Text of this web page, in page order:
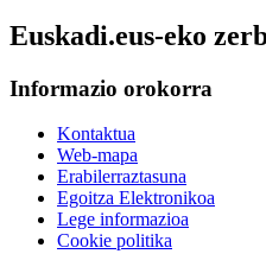
Euskadi.eus-eko
Informazio orokorra
Kontaktua
Web-mapa
Erabilerraztasuna
Egoitza Elektronikoa
Lege informazioa
Cookie politika